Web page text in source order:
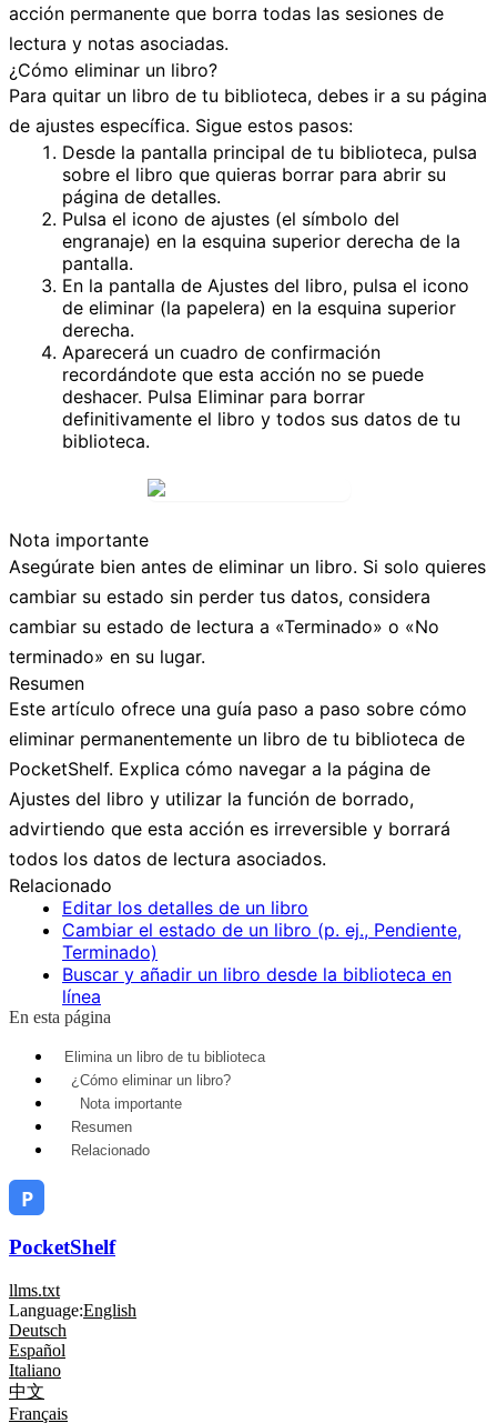
acción permanente que borra todas las sesiones de
lectura y notas asociadas.
¿Cómo eliminar un libro?
Para quitar un libro de tu biblioteca, debes ir a su página
de ajustes específica. Sigue estos pasos:
Desde la pantalla principal de tu biblioteca, pulsa
sobre el libro que quieras borrar para abrir su
página de detalles.
Pulsa el icono de ajustes (el símbolo del
engranaje) en la esquina superior derecha de la
pantalla.
En la pantalla de Ajustes del libro, pulsa el icono
de eliminar (la papelera) en la esquina superior
derecha.
Aparecerá un cuadro de confirmación
recordándote que esta acción no se puede
deshacer. Pulsa Eliminar para borrar
definitivamente el libro y todos sus datos de tu
biblioteca.
Nota importante
Asegúrate bien antes de eliminar un libro. Si solo quieres
cambiar su estado sin perder tus datos, considera
cambiar su estado de lectura a «Terminado» o «No
terminado» en su lugar.
Resumen
Este artículo ofrece una guía paso a paso sobre cómo
eliminar permanentemente un libro de tu biblioteca de
PocketShelf. Explica cómo navegar a la página de
Ajustes del libro y utilizar la función de borrado,
advirtiendo que esta acción es irreversible y borrará
todos los datos de lectura asociados.
Relacionado
Editar los detalles de un libro
Cambiar el estado de un libro (p. ej., Pendiente,
Terminado)
Buscar y añadir un libro desde la biblioteca en
línea
En esta página
Elimina un libro de tu biblioteca
¿Cómo eliminar un libro?
Nota importante
Resumen
Relacionado
PocketShelf
llms.txt
Language:English
Deutsch
Español
Italiano
中文
Français